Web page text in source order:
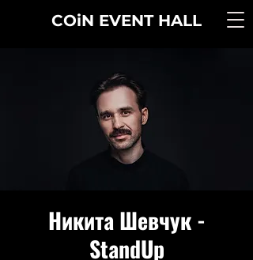
COiN EVENT HALL
Никита Шевчук -
StandUp